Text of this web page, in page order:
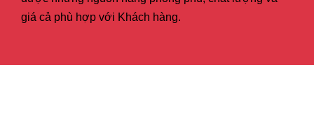
giá cả phù hợp với Khách hàng.